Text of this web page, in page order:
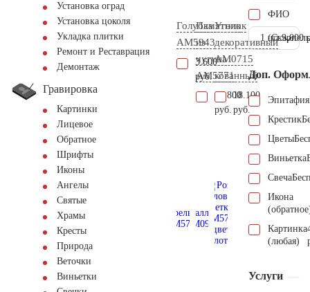
Установка оград
Установка цоколя
Укладка плитки
Ремонт и Реставрация
Демонтаж
Гравировка
Картинки
Лицевое
Обратное
Шрифты
Иконы
Ангелы
Святые
Храмы
Кресты
Природа
Веточки
Виньетки
Голубка
AM5943
3.600
руб.
Памятник
из
чугуна
AM5771
87.800
руб.
Уголок
декоративный
AM0715
кованный
18.100
руб.
ФИО
1 шт.9.000
Доп.
Эпитафия
Крестик
Цветы
Виньетка
Свеча
Икона
Картинка
(любая)
Услуги